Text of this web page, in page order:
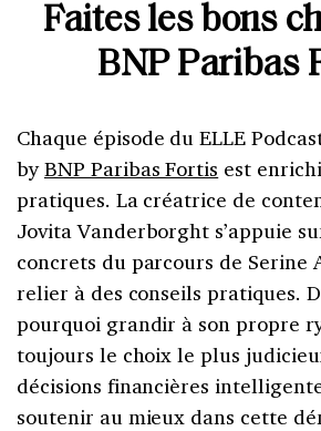
Faites les bons
BNP Paribas
Chaque épisode du ELLE
byBNP Paribas Fortis est
pratiques. La créatrice de
Jovita Vanderborght s’appuie
concrets du parcours de Serine
relier à des conseils pratiques.
pourquoi grandir à son propre
toujours le choix le plus
décisions financières
soutenir au mieux dans cette